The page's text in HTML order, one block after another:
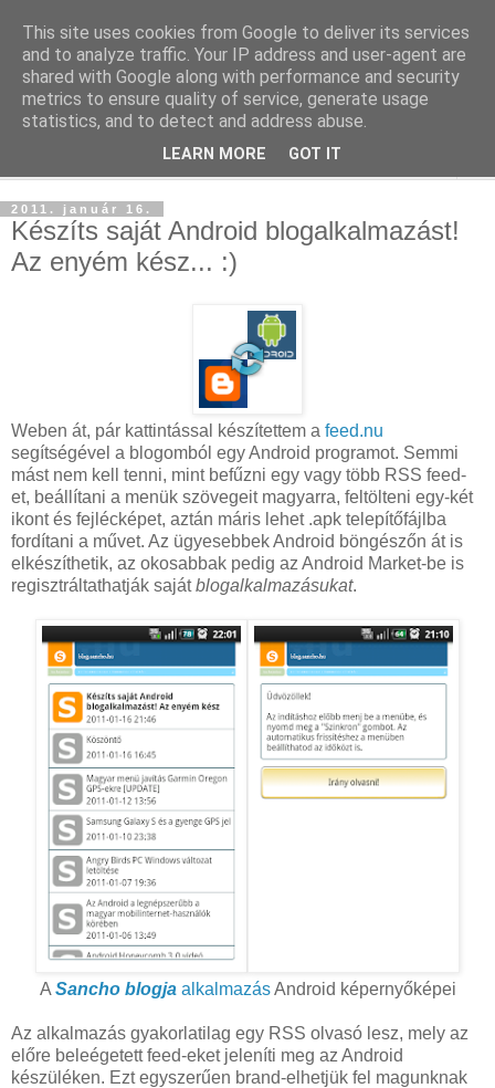
blog.sancho.hu
Egy techember blogja a mindennapok kütyüiről...
2011. január 16.
Készíts saját Android blogalkalmazást!
Az enyém kész... :)
Weben át, pár kattintással készítettem a feed.nu
segítségével a blogomból egy Android programot. Semmi
mást nem kell tenni, mint befűzni egy vagy több RSS feed-
et, beállítani a menük szövegeit magyarra, feltölteni egy-két
ikont és fejlécképet, aztán máris lehet .apk telepítőfájlba
fordítani a művet. Az ügyesebbek Android böngészőn át is
elkészíthetik, az okosabbak pedig az Android Market-be is
regisztráltathatják sajátblogalkalmazásukat.
A Sancho blogjaalkalmazásAndroid képernyőképei
Az alkalmazás gyakorlatilag egy RSS olvasó lesz, mely az
előre beleégetett feed-eket jeleníti meg az Android
készüléken. Ezt egyszerűen brand-elhetjük fel magunknak
This site uses cookies from Google to deliver its services
and to analyze traffic. Your IP address and user-agent are
shared with Google along with performance and security
metrics to ensure quality of service, generate usage
statistics, and to detect and address abuse.
LEARN MORE GOT IT